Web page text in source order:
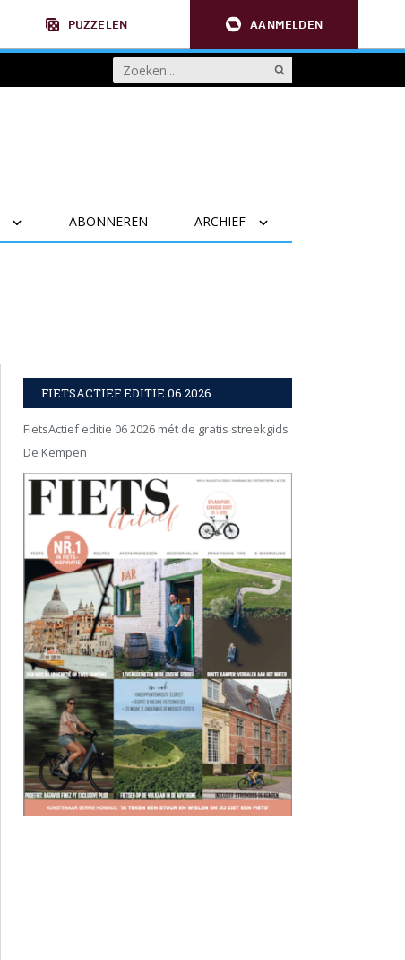
PUZZELEN AANMELDEN
ABONNEREN ARCHIEF
FIETSACTIEF EDITIE 06 2026
FietsActief editie 06 2026 mét de gratis streekgids
De Kempen